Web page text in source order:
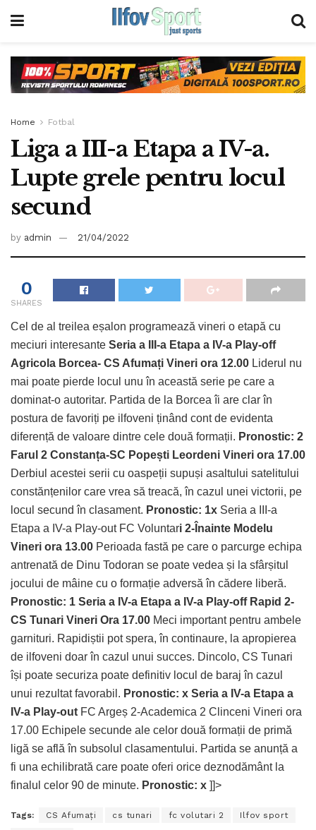
Home Fotbal
Liga a III-a Etapa a IV-a.
Lupte grele pentru locul
secund
by admin 21/04/2022
0
SHARES
Cel de al treilea eșalon programează vineri o etapă cu
meciuri interesante Seria a III-a Etapa a IV-a Play-off
Agricola Borcea- CS Afumați Vineri ora 12.00 Liderul nu
mai poate pierde locul unu în această serie pe care a
dominat-o autoritar. Partida de la Borcea îi are clar în
postura de favoriți pe ilfoveni ținând cont de evidenta
diferență de valoare dintre cele două formații. Pronostic: 2
Farul 2 Constanța-SC Popești Leordeni Vineri ora 17.00
Derbiul acestei serii cu oaspeții supuși asaltului satelitului
constănțenilor care vrea să treacă, în cazul unei victorii, pe
locul secund în clasament. Pronostic: 1x Seria a III-a
Etapa a IV-a Play-out FC Voluntari 2-Înainte Modelu
Vineri ora 13.00 Perioada fastă pe care o parcurge echipa
antrenată de Dinu Todoran se poate vedea și la sfârșitul
jocului de mâine cu o formație adversă în cădere liberă.
Pronostic: 1 Seria a IV-a Etapa a IV-a Play-off Rapid 2-
CS Tunari Vineri Ora 17.00 Meci important pentru ambele
garnituri. Rapidiștii pot spera, în continaure, la apropierea
de ilfoveni doar în cazul unui succes. Dincolo, CS Tunari
își poate securiza poate definitiv locul de baraj în cazul
unui rezultat favorabil. Pronostic: x Seria a IV-a Etapa a
IV-a Play-out FC Argeș 2-Academica 2 Clinceni Vineri ora
17.00 Echipele secunde ale celor două formații de primă
ligă se află în subsolul clasamentului. Partida se anunță a
fi una echilibrată care poate oferi orice deznodământ la
finalul celor 90 de minute. Pronostic: x ]]>
Tags: CS Afumaţi cs tunari fc volutari 2 Ilfov sport